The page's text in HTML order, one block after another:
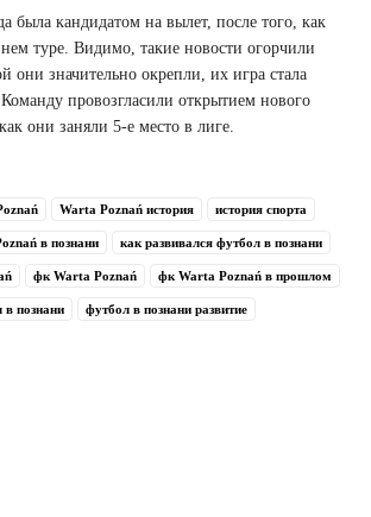
была кандидатом на вылет, после того, как
туре. Видимо, такие новости огорчили
они значительно окрепли, их игра стала
провозгласили открытием нового
они заняли 5-е место в лиге.
Warta Poznań история история спорта
в познани как развивался футбол в познани
фк Warta Poznań фк Warta Poznań в прошлом
в познани футбол в познани развитие